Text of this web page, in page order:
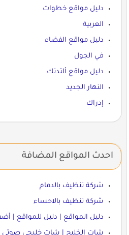
دليل مواقع خطوات
العربية
دليل مواقع الفضاء
في الجول
دليل مواقع ألتدتك
النهار الجديد
إدراك
احدث المواقع المضافة
شركة تنظيف بالدمام
شركة تنظيف بالاحساء
دليل المواقع | دليل للمواقع |
شات الخليج | شات خليجي صوتي